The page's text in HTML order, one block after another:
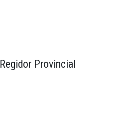
Provincial